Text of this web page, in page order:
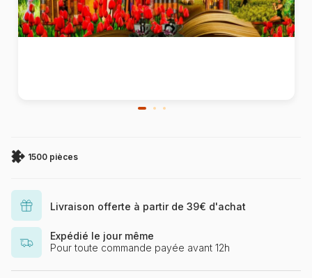
1500 pièces
Livraison offerte à partir de 39€ d'achat
Expédié le jour même
Pour toute commande payée avant 12h